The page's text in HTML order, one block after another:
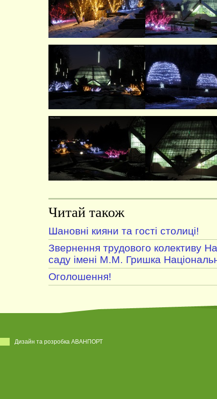
Читай також
Шановні кияни та гості столиці!
Звернення трудового колективу
саду імені М.М. Гришка
Оголошення!
Дизайн та розробка АВАНПОРТ